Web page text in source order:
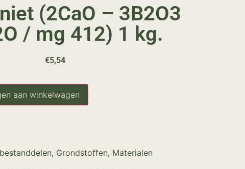
(2CaO – 3B2O3
/ mg 412) 1 kg.
€5,54
aan winkelwagen
, Grondstoffen, Materialen